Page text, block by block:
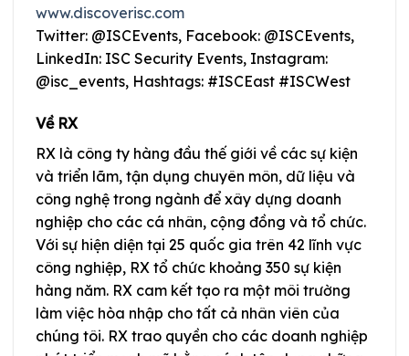
www.discoverisc.com
Twitter: @ISCEvents, Facebook: @ISCEvents,
LinkedIn: ISC Security Events, Instagram:
@isc_events, Hashtags: #ISCEast #ISCWest
Về RX
RX là công ty hàng đầu thế giới về các sự kiện
và triển lãm, tận dụng chuyên môn, dữ liệu và
công nghệ trong ngành để xây dựng doanh
nghiệp cho các cá nhân, cộng đồng và tổ chức.
Với sự hiện diện tại 25 quốc gia trên 42 lĩnh vực
công nghiệp, RX tổ chức khoảng 350 sự kiện
hàng năm. RX cam kết tạo ra một môi trường
làm việc hòa nhập cho tất cả nhân viên của
chúng tôi. RX trao quyền cho các doanh nghiệp